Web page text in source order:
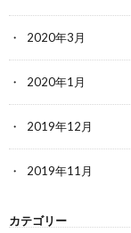
2020年3月
2020年1月
2019年12月
2019年11月
カテゴリー